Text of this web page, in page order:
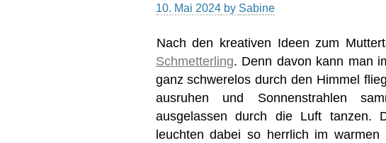
10. Mai 2024by Sabine
Nach den kreativen Ideen zum
Schmetterling. Denn davon kann man
ganz schwerelos durch den Himmel
ausruhen und Sonnenstrahlen
ausgelassen durch die Luft tanzen.
leuchten dabei so herrlich im